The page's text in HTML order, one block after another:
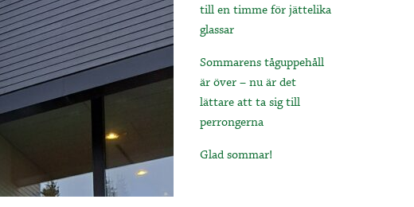
till en timme för jättelika
glassar
Sommarens tåguppehåll
är över – nu är det
lättare att ta sig till
perrongerna
Glad sommar!